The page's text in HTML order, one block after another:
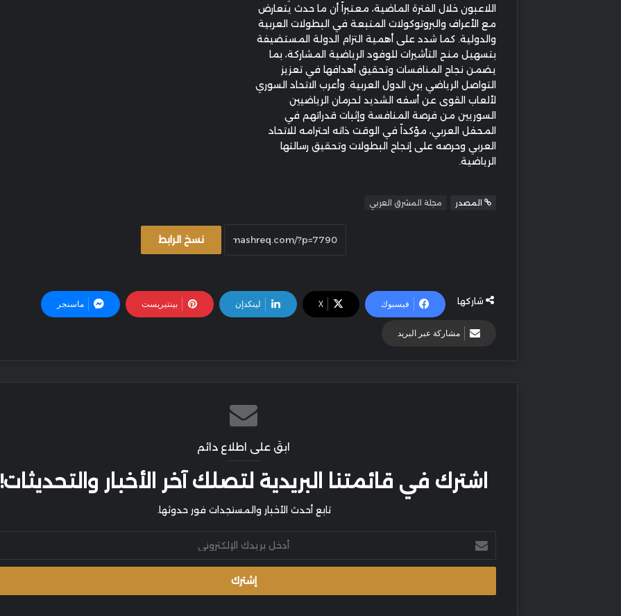
اللاعبون خلال الفترة الماضية، معتبراً أن ما حدث يتعارض
مع الأعراف والبروتوكولات المتبعة في البطولات العربية
والدولية. كما شدد على أهمية التزام الدولة المستضيفة
بتسهيل منح التأشيرات للوفود الرياضية المشاركة، بما
يضمن نجاح المنافسات وتحقيق أهدافها في تعزيز
التواصل الرياضي بين الدول العربية. وأعرب الاتحاد السوري
لألعاب القوى عن أسفه الشديد لحرمان الرياضيين
السوريين من فرصة المنافسة وإثبات قدراتهم في
المحفل العربي، مؤكداً في الوقت ذاته احترامه للاتحاد
العربي وحرصه على إنجاح البطولات وتحقيق رسالتها
الرياضية.
المصدر مجلة المشرق العربي
نسخ الرابط
شاركها فيسبوك ‫X لينكدإن بينتيريست ماسنجر
مشاركة عبر البريد
ابقَ على اطلاع دائم
اشترك في قائمتنا البريدية لتصلك آخر الأخبار والتحديثات!
تابع أحدث الأخبار والمستجدات فور حدوثها.
بريدك
الإلكتروني